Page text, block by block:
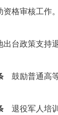
格审核工作。
出台政策支持
鼓励普通高
退役军人培